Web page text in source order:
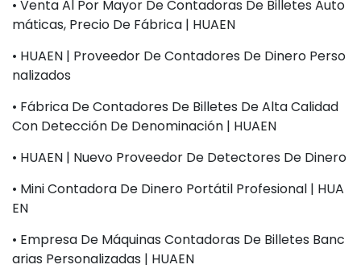
• Venta Al Por Mayor De Contadoras De Billetes Auto
Máticas, Precio De Fábrica | HUAEN
• HUAEN | Proveedor De Contadores De Dinero Perso
Nalizados
• Fábrica De Contadores De Billetes De Alta Calidad
Con Detección De Denominación | HUAEN
• HUAEN | Nuevo Proveedor De Detectores De Dinero
• Mini Contadora De Dinero Portátil Profesional | HUA
EN
• Empresa De Máquinas Contadoras De Billetes Banc
Arias Personalizadas | HUAEN